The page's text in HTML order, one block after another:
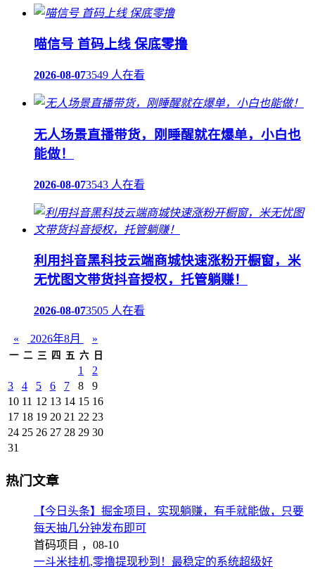
喵信号 首码上线 保底零撸
2026-08-073549 人在看
无人场景直播带货，刚睡醒就在爆单，小白也
能做！
2026-08-073543 人在看
利用抖音黑科技云端商城快速涨粉开橱窗，米
无忧图文带货抖音授权，托管躺赚！
2026-08-073505 人在看
« 2026年8月 »
一 二 三 四 五 六 日
1
2
3
4 5 6 7 8
9
10 11 12 13 14 15 16
17 18 19 20 21 22 23
24 25 26 27 28 29 30
31
热门文章
【今日头条】掘金项目，实现躺赚，有手就能做，只要
每天抽几分钟发布即可
首码项目 ， 08-10
一斗米挂机,零撸提现秒到！最稳定的系统超级好